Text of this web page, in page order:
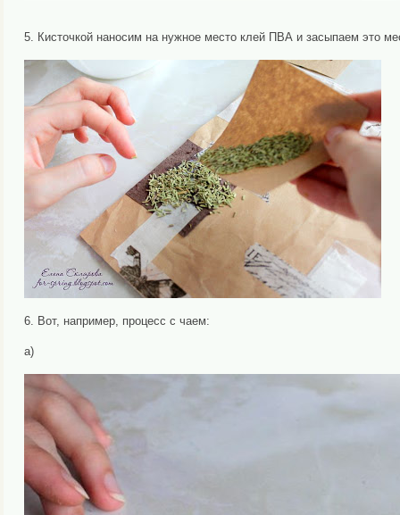
5. Кисточкой наносим на нужное место клей ПВА и засыпаем это
6. Вот, например, процесс с чаем:
а)